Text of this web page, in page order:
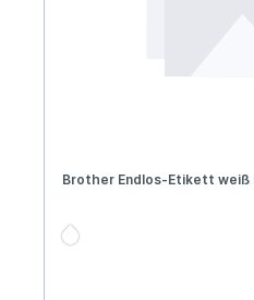
Brother Endlos-Etikett weiß